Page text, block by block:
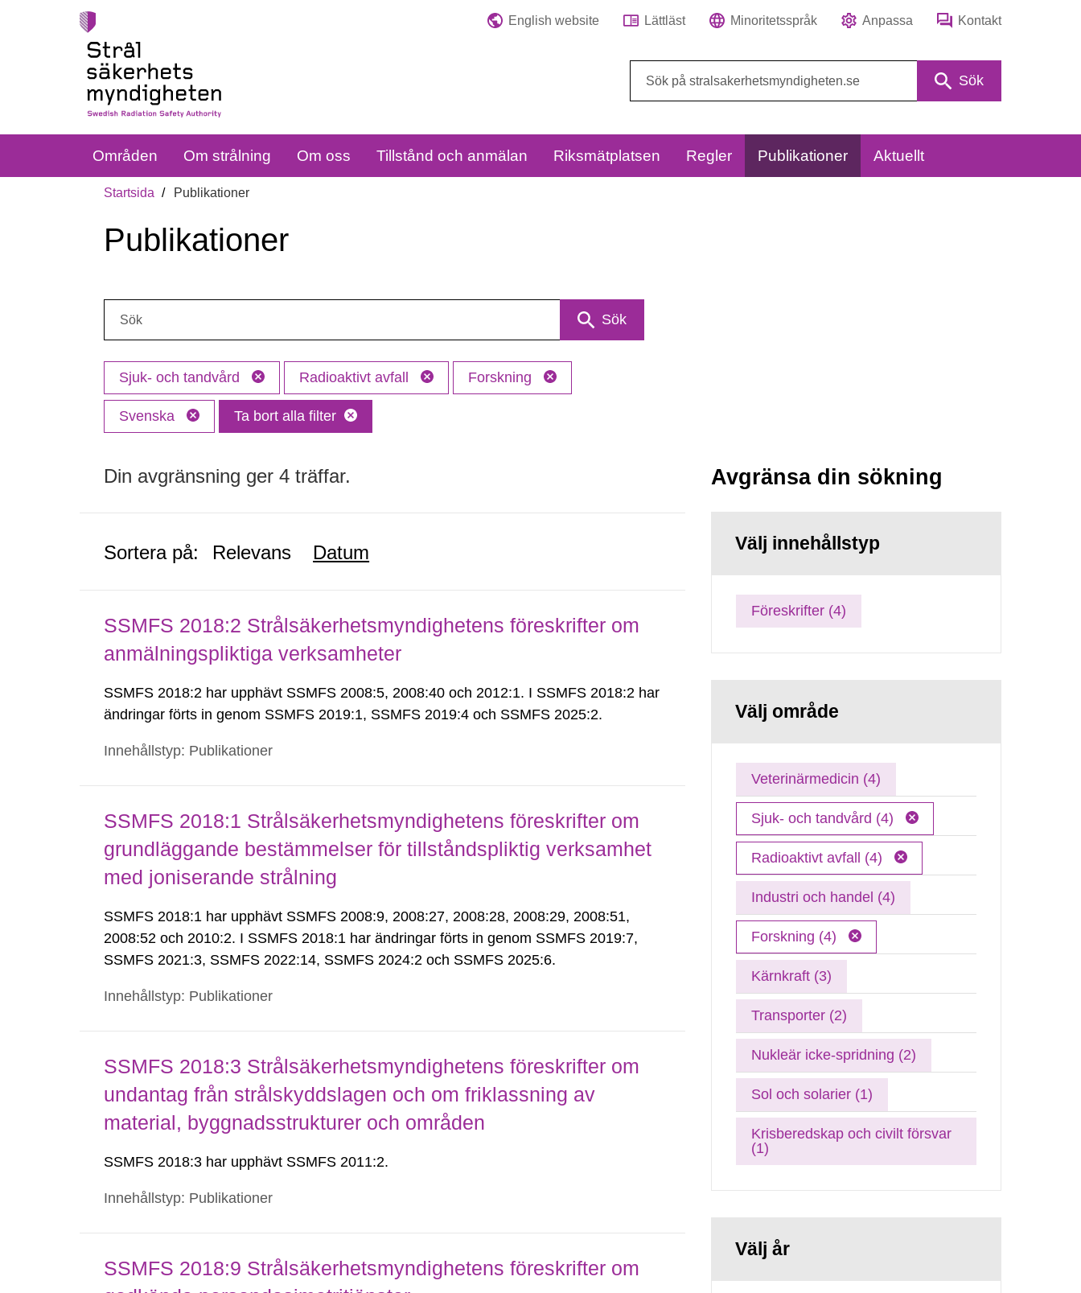
English website Lättläst Minoritetsspråk Anpassa Kontakt
Sök
Områden Om strålning Om oss Tillstånd och anmälan Riksmätplatsen Regler Publikationer Aktuellt
Startsida Publikationer
Publikationer
Sök
Sjuk- och tandvård Radioaktivt avfall Forskning
Svenska Ta bort alla filter
Din avgränsning ger 4 träffar.
Sortera på: Relevans Datum
SSMFS 2018:2 Strålsäkerhetsmyndighetens föreskrifter om
anmälningspliktiga verksamheter
SSMFS 2018:2 har upphävt SSMFS 2008:5, 2008:40 och 2012:1. I SSMFS 2018:2 har
ändringar förts in genom SSMFS 2019:1, SSMFS 2019:4 och SSMFS 2025:2.
Innehållstyp: Publikationer
SSMFS 2018:1 Strålsäkerhetsmyndighetens föreskrifter om
grundläggande bestämmelser för tillståndspliktig verksamhet
med joniserande strålning
SSMFS 2018:1 har upphävt SSMFS 2008:9, 2008:27, 2008:28, 2008:29, 2008:51,
2008:52 och 2010:2. I SSMFS 2018:1 har ändringar förts in genom SSMFS 2019:7,
SSMFS 2021:3, SSMFS 2022:14, SSMFS 2024:2 och SSMFS 2025:6.
Innehållstyp: Publikationer
SSMFS 2018:3 Strålsäkerhetsmyndighetens föreskrifter om
undantag från strålskyddslagen och om friklassning av
material, byggnadsstrukturer och områden
SSMFS 2018:3 har upphävt SSMFS 2011:2.
Innehållstyp: Publikationer
SSMFS 2018:9 Strålsäkerhetsmyndighetens föreskrifter om
Avgränsa din sökning
Välj innehållstyp
Föreskrifter (4)
Välj område
Veterinärmedicin (4)
Sjuk- och tandvård (4)
Radioaktivt avfall (4)
Industri och handel (4)
Forskning (4)
Kärnkraft (3)
Transporter (2)
Nukleär icke-spridning (2)
Sol och solarier (1)
Krisberedskap och civilt försvar
(1)
Välj år